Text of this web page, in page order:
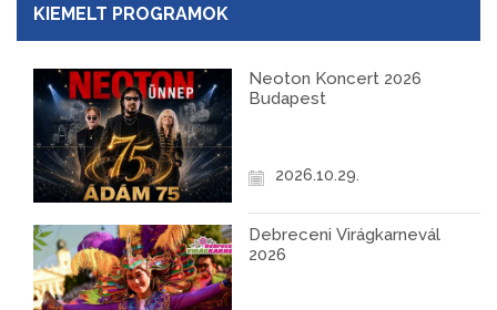
KIEMELT PROGRAMOK
Neoton Koncert 2026
Budapest
2026.10.29.
Debreceni Virágkarnevál
2026